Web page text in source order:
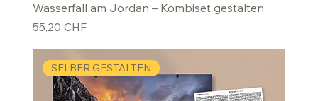
Wasserfall am Jordan – Kombiset gestalten
Preis
55,20 CHF
SELBER GESTALTEN